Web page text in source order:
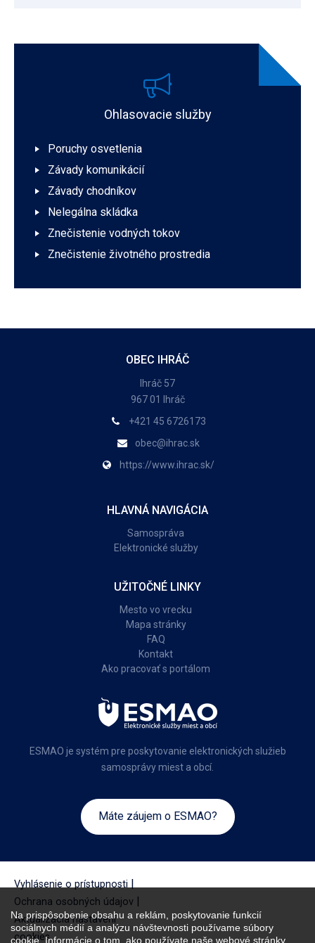
Na prispôsobenie obsahu a reklám, poskytovanie funkcií
sociálnych médií a analýzu návštevnosti používame súbory
cookie. Informácie o tom, ako používate naše webové stránky,
Ohlasovacie služby
Poruchy osvetlenia
Závady komunikácií
Závady chodníkov
Nelegálna skládka
Znečistenie vodných tokov
Znečistenie životného prostredia
OBEC IHRÁČ
Ihráč 57
967 01 Ihráč
+421 45 6726173
obec@ihrac.sk
https://www.ihrac.sk/
HLAVNÁ NAVIGÁCIA
Samospráva
Elektronické služby
UŽITOČNÉ LINKY
Mesto vo vrecku
Mapa stránky
FAQ
Kontakt
Ako pracovať s portálom
ESMAO je systém pre poskytovanie elektronických služieb
samosprávy miest a obcí.
Máte záujem o ESMAO?
Vyhlásenie o prístupnosti |
Ochrana osobných údajov |
Aktualizácia nastavení
cookies